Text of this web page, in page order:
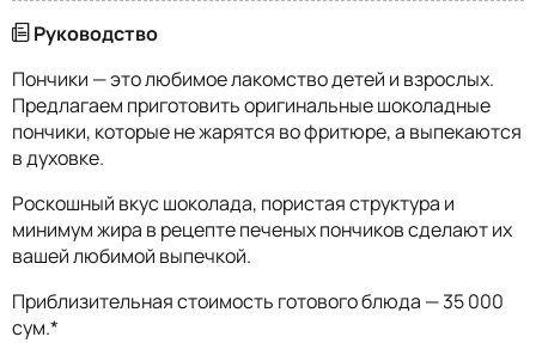
Руководство
Пончики — это любимое лакомство детей и взрослых.
Предлагаем приготовить оригинальные шоколадные
пончики, которые не жарятся во фритюре, а выпекаются
в духовке.
Роскошный вкус шоколада, пористая структура и
минимум жира в рецепте печеных пончиков сделают их
вашей любимой выпечкой.
Приблизительная стоимость готового блюда — 35 000
сум.*